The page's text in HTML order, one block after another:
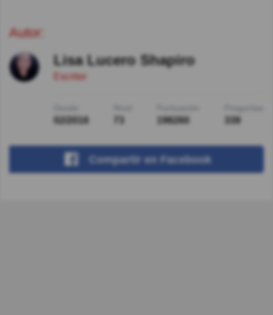
Autor:
Lisa Lucero Shapiro
Escritor
02/2016 198260 339
Compartir en Facebook